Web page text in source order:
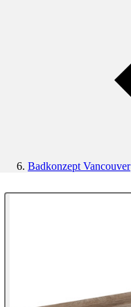
Badkonzept Vancouver